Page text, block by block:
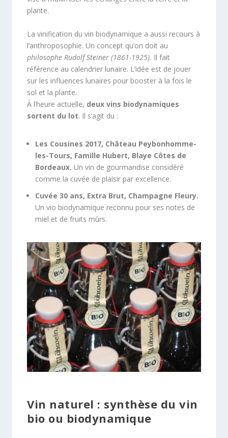
plante.
La vinification du vin biodynamique a aussi recours à
l’anthroposophie. Un concept qu’on doit au
philosophe Rudolf Steiner (1861-1925). Il fait
référence au calendrier lunaire. L’idée est de jouer
sur les influences lunaires pour booster à la fois le
sol et la plante.
À l’heure actuelle, deux vins biodynamiques
sortent du lot. Il s’agit du :
Les Cousines 2017, Château Peybonhomme-
les-Tours, Famille Hubert, Blaye Côtes de
Bordeaux. Un vin de gourmandise considéré
comme la cuvée de plaisir par excellence.
Cuvée 30 ans, Extra Brut, Champagne Fleury.
Un vio biodynamique reconnu pour ses notes de
miel et de fruits mûrs.
Vin naturel : synthèse du vin
bio ou biodynamique